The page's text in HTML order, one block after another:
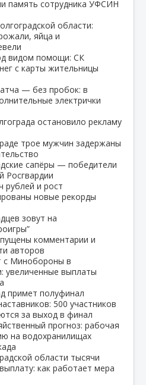
память сотрудника УФСИН
области:
яйца и
видом помощи: СК
с карты жительницы
— без пробок: в
электрички
остановило рекламу
трое мужчин задержаны
сапёры — победители
Росгвардии
рублей и рост
новые рекорды
зовут на
комментарии и
авторов
с Минобороны в
увеличенные выплаты
примет полуфинал
500 участников
за выход в финал
прогноз: рабочая
на водохранилищах
области тысячи
как работает мера